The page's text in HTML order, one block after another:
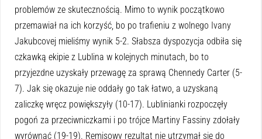
problemów ze skutecznością. Mimo to wynik początkowo
przemawiał na ich korzyść, bo po trafieniu z wolnego Ivany
Jakubcovej mieliśmy wynik 5-2. Słabsza dyspozycja odbiła się
czkawką ekipie z Lublina w kolejnych minutach, bo to
przyjezdne uzyskały przewagę za sprawą Chennedy Carter (5-
7). Jak się okazuje nie oddały go tak łatwo, a uzyskaną
zaliczkę wręcz powiększyły (10-17). Lublinianki rozpoczęły
pogoń za przeciwniczkami i po trójce Martiny Fassiny zdołały
wyrównać (19-19). Remisowy rezultat nie utrzymał się do